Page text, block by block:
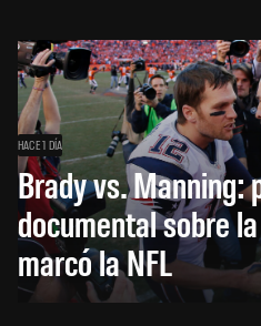
HACE 1 DÍA
Brady vs. Manning:
documental sobre
marcó la NFL